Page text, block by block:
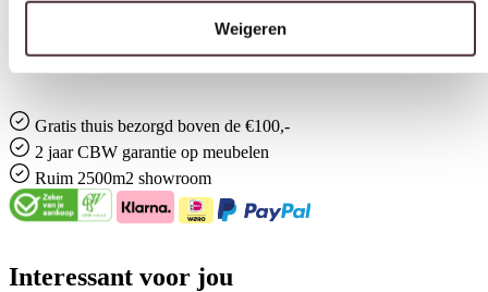
Loungebanken
Gratis thuis bezorgd boven de €100,-
2 jaar CBW garantie op meubelen
Ruim 2500m2 showroom
Interessant voor jou